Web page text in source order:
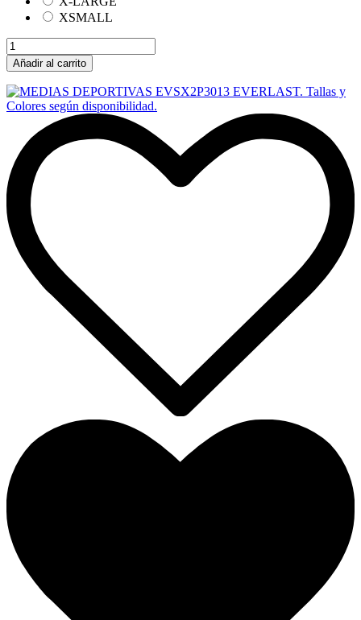
XSMALL
Añadir al carrito